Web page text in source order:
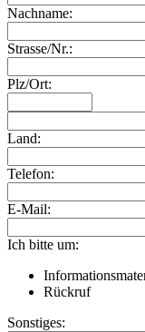
Nachname:
Strasse/Nr.:
Plz/Ort:
Land:
Telefon:
E-Mail:
Ich bitte um:
Rückruf
Sonstiges: